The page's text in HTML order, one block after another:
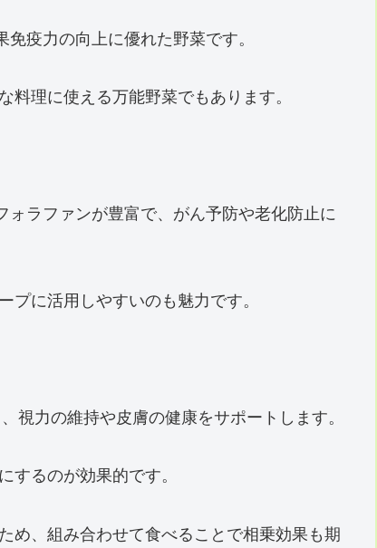
疫力の向上に優れた野菜です。
理に使える万能野菜でもあります。
ラファンが豊富で、がん予防や老化防止に
に活用しやすいのも魅力です。
視力の維持や皮膚の健康をサポートします。
るのが効果的です。
め、組み合わせて食べることで相乗効果も期